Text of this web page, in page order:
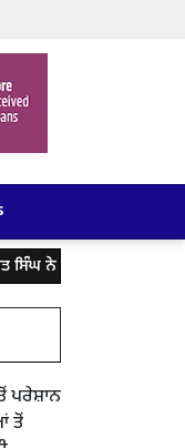
ਭਰੋਸਾ...
ਪਰੇਸ਼ਾਨ
ਤੋਂ